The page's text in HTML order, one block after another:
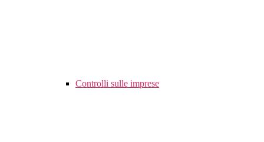
Controlli sulle imprese